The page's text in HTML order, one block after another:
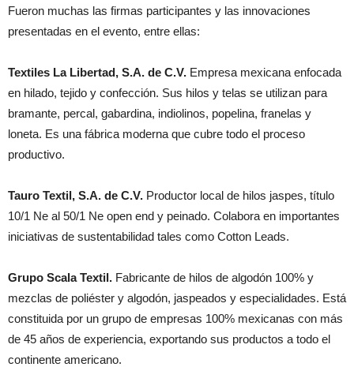
Fueron muchas las firmas participantes y las innovaciones
presentadas en el evento, entre ellas:
Textiles La Libertad, S.A. de C.V. Empresa mexicana enfocada
en hilado, tejido y confección. Sus hilos y telas se utilizan para
bramante, percal, gabardina, indiolinos, popelina, franelas y
loneta. Es una fábrica moderna que cubre todo el proceso
productivo.
Tauro Textil, S.A. de C.V. Productor local de hilos jaspes, título
10/1 Ne al 50/1 Ne open end y peinado. Colabora en importantes
iniciativas de sustentabilidad tales como Cotton Leads.
Grupo Scala Textil. Fabricante de hilos de algodón 100% y
mezclas de poliéster y algodón, jaspeados y especialidades. Está
constituida por un grupo de empresas 100% mexicanas con más
de 45 años de experiencia, exportando sus productos a todo el
continente americano.